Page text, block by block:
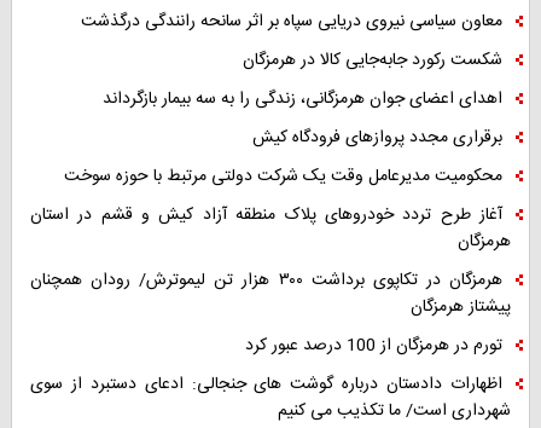
معاون سیاسی نیروی دریایی سپاه بر اثر سانحه رانندگی درگذشت
شکست رکورد جابه‌جایی کالا در هرمزگان
اهدای اعضای جوان هرمزگانی، زندگی را به سه بیمار بازگرداند
برقراری مجدد پروازهای فرودگاه کیش
محکومیت مدیرعامل وقت یک شرکت دولتی مرتبط با حوزه سوخت
آغاز طرح تردد خودروهای پلاک منطقه آزاد کیش و قشم در استان
هرمزگان
هرمزگان در تکاپوی برداشت ۳۰۰ هزار تن لیموترش/ رودان همچنان
پیشتاز هرمزگان
تورم در هرمزگان از 100 درصد عبور کرد
اظهارات دادستان درباره گوشت های جنجالی: ادعای دستبرد از سوی
شهرداری است/ ما تکذیب می کنیم